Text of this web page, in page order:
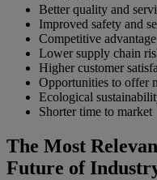
Better quality and
Improved safety and
Competitive advantage
Lower supply chain
Higher customer
Opportunities to offer
Ecological
Shorter time to market
The Most
Future of